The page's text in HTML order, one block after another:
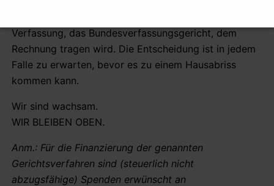
Verfassung, das Bundesverfassungsgericht, dem
Rechnung tragen wird. Die Entscheidung ist in jedem
Falle zu erwarten, bevor es zu einem Hausabriss
kommen kann.
Wir sind wachsam.
WIR BLEIBEN OBEN.
Anm.: Für die Finanzierung der genannten
Gerichtsverfahren sind (steuerlich nicht
abzugsfähige) Spenden erwünscht an